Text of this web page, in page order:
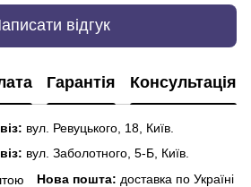
відгук
Гарантія Консультація
вул. Ревуцького, 18, Київ.
вул. Заболотного, 5-Б, Київ.
Нова пошта: доставка по Україні